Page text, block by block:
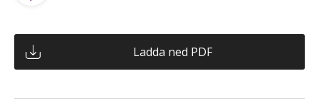
Ladda ned PDF